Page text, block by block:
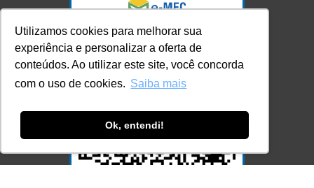
Utilizamos cookies para melhorar sua
experiência e personalizar a oferta de
conteúdos. Ao utilizar este site, você concorda
com o uso de cookies. Saiba mais
Ok, entendi!